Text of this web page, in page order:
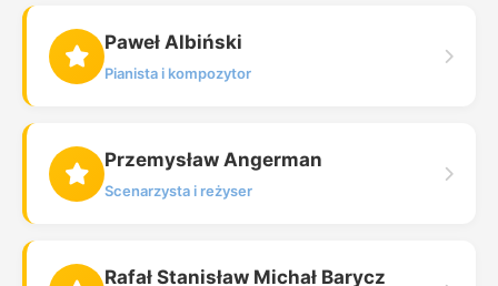
Paweł Albiński
Pianista i kompozytor
Przemysław Angerman
Scenarzysta i reżyser
Rafał Stanisław Michał Barycz